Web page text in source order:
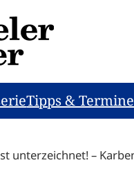
Tipps & Termine
unterzeichnet! –